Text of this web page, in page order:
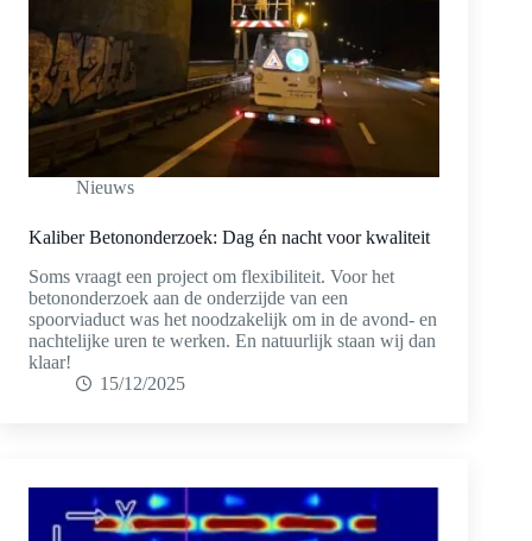
Nieuws
Kaliber Betononderzoek: Dag én nacht voor kwaliteit
Soms vraagt een project om flexibiliteit. Voor het
betononderzoek aan de onderzijde van een
spoorviaduct was het noodzakelijk om in de avond- en
nachtelijke uren te werken. En natuurlijk staan wij dan
klaar!
15/12/2025